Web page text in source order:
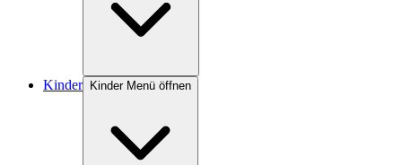
Kinder Kinder Menü öffnen